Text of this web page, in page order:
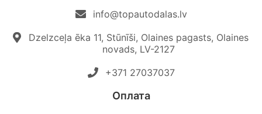
info@topautodalas.lv
Dzelzceļa ēka 11, Stūnīši, Olaines pagasts, Olaines
novads, LV-2127
+371 27037037‬
Oплата